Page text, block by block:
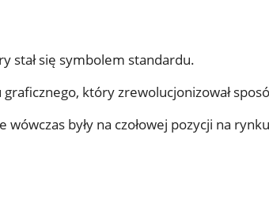
stał się symbolem standardu.
który zrewolucjonizował
były na czołowej pozycji na